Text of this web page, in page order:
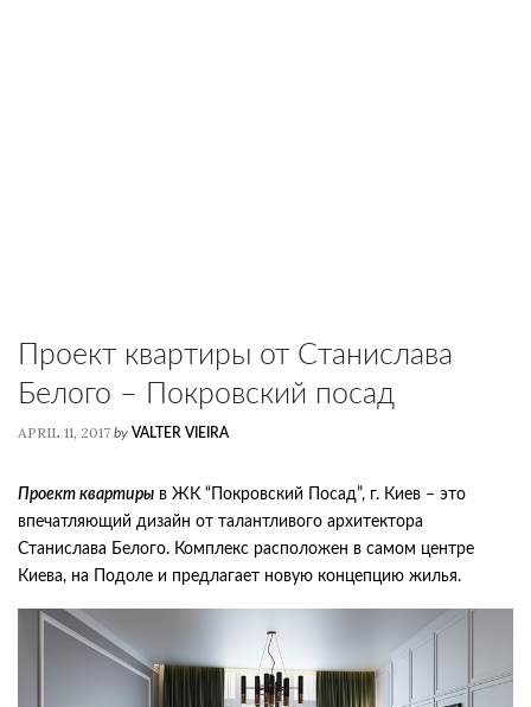
Проект квартиры от Станислава
Белого – Покровский посад
APRIL 11, 2017 by VALTER VIEIRA
Проект квартиры в ЖК “Покровский Посад”, г. Киев – это
впечатляющий дизайн от талантливого архитектора
Станислава Белого. Комплекс расположен в самом центре
Киева, на Подоле и предлагает новую концепцию жилья.